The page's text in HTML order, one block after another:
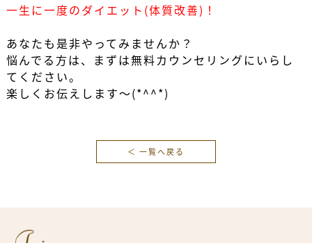
一生に一度のダイエット(体質改善)！
あなたも是非やってみませんか？
悩んでる方は、まずは無料カウンセリングにいらし
てください。
楽しくお伝えします～(*^^*)
＜ 一覧へ戻る